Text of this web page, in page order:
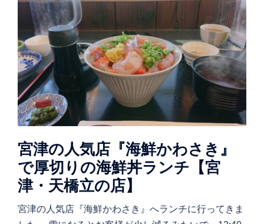
宮津の人気店『海鮮かわさき』
で厚切りの海鮮丼ランチ【宮
津・天橋立の店】
宮津の人気店『海鮮かわさき』へランチに行ってきま